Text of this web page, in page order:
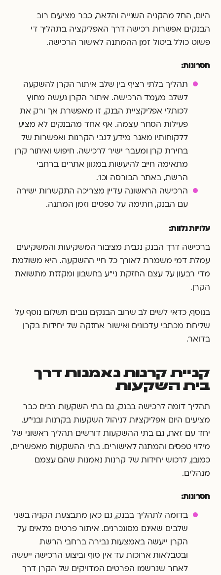
היום, החל מהקניה השנייה והלאה, כבר מציעים רוב
הבנקים אפשרות רכישה דרך האפליקציה בתהליך די
פשוט כולל ביטול זמן ההמתנה לאישור הרכישה.
חסרונות:
תהליך בלתי רציף בין שלב איתור הקרן להשקעה
לשלב מעמד הרכישה. איתור הקרן נעשה מחוץ
לכותלי אפליקציית הבנק, זו מאפשרת אך ורק את
פעילות הסחר עצמה. אף אחד מהבנקים לא מציע
ללקוחותיו מאגר מידע לגבי הקרנות ואפשרות של
בחירת קרן ומעבר ישיר לרכישה. חיפוש ואיתור קרן
מתאימה חייב להיעשות במגוון אתרים ברחבי
הרשת, באתר הבורסה וכו'.
הרכישה הראשונה עדיין מצריכה התקשרות ישירה
עם הבנק, חתימה על טפסים וזמן המתנה.
עלויות נלוות:
ברכישה דרך הבנק נגבית מציבור המשקיעות והמשקיעים
עמלת דמי משמרת לאורך כל חיי ההשקעה. היא משולמת
מדי רבעון על עצם החזקת ני"ע בחשבון ומקזזת מתשואת
הקרן.
בנוסף, כדאי לשים לב שרוב הבנקים גובים תשלום נוסף על
שליחת מכתבי עדכונים ואישור אחזקה של יחידות בקרן
בדואר.
קניית קרנות נאמנות דרך
בית השקעות
תהליך דומה לרכישה בבנק, גם בתי השקעות רבים כבר
מציעים היום אפליקציות לניהול השקעות בקרנות ובני"ע.
יחד עם זאת, גם בתי ההשקעות דורשים תהליך ראשוני של
מילוי טפסים והמתנה לאישורים. בתי ההשקעות מאפשרים,
כמובן, לרכוש יחידות של קרנות נאמנות שהם עצמם
מנהלים.
חסרונות:
בדומה לתהליך בבנק, גם כאן מתבצעת הקניה בשני
שלבים שאינם מסונכרנים. איתור פרטים מלאים על
הקרן ייעשה באמצעות נבירה ברחבי הרשת
ובטבלאות ארוכות עד אין סוף וביצוע הרכישה ייעשה
לאחר שנרשמו הפרטים המדויקים של הקרן דרך